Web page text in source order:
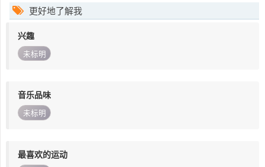
更好地了解我
兴趣
未标明
音乐品味
未标明
最喜欢的运动